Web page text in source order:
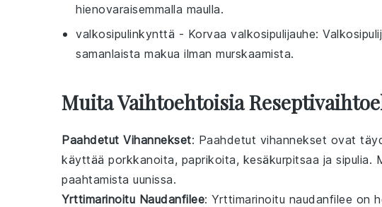
hienovaraisemmalla maulla.
valkosipulinkynttä - Korvaa valkosipulijauhe:
samanlaista makua ilman murskaamista.
Muita Vaihtoehtoisia
Paahdetut Vihannekset: Paahdetut vihannekset ovat
käyttää porkkanoita, paprikoita, kesäkurpitsaa ja sipulia.
paahtamista uunissa.
Yrttimarinoitu Naudanfilee: Yrttimarinoitu naudanfilee on